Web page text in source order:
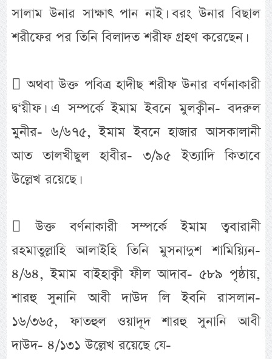
সালাম উনার সাক্ষাৎ পান নাই। বরং উনার বিছাল
শরীফের পর তিনি বিলাদত শরীফ গ্রহণ করেছেন।
 অথবা উক্ত পবিত্র হাদীছ শরীফ উনার বর্ণনাকারী
দ্ব‘য়ীফ। এ সম্পর্কে ইমাম ইবনে মুলক্বীন- বদরুল
মুনীর- ৬/৬৭৫, ইমাম ইবনে হাজার আসকালানী
আত তালখীছুল হাবীর- ৩/৯৫ ইত্যাদি কিতাবে
উল্লেখ রয়েছে।
 উক্ত বর্ণনাকারী সম্পর্কে ইমাম ত্ববারানী
রহমাতুল্লাহি আলাইহি তিনি মুসনাদুশ শামিয়্যিন-
৪/৬৪, ইমাম বাইহাক্বী ফীল আদাব- ৫৮৯ পৃষ্ঠায়,
শারহু সুনানি আবী দাউদ লি ইবনি রাসলান-
১৬/৩৬৫, ফাতহুল ওয়াদূদ শারহু সুনানি আবী
দাউদ- ৪/১৩১ উল্লেখ রয়েছে যে-